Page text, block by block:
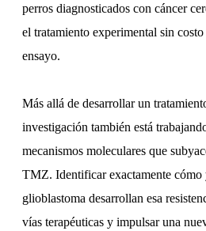
perros diagnosticados con cáncer
el tratamiento experimental sin
ensayo.
Más allá de desarrollar un
investigación también está
mecanismos moleculares que
TMZ. Identificar exactamente cómo
glioblastoma desarrollan esa
vías terapéuticas y impulsar una